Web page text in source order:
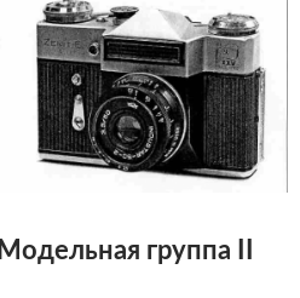
Модельная группа II